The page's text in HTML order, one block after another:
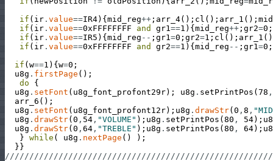
if ( ir . value==IR4) {mid_reg++ ; arr_4( ) ; cl ( ) ; arr_1 ( ) ;
if ( ir . value==0xFFFFFFFF and gr1 ==1 ) {mid_reg++ ; gr2=0 ;
if ( ir . value==IR5 ) {mid_reg -- ; gr1 =0 ; gr2=1 ; cl ( ) ; arr_1 ( )
if ( ir . value==0xFFFFFFFF and gr2==1 ) {mid_reg -- ; gr1 =0 ;
if (w==1 ) {w=0 ;
u8g . firstPage ( ) ;
do
{
u8g . setFont ( u8g_font_profont29r) ; u8g . setPrintPos (78 ,
arr_6 ( ) ;
u8g . setFont ( u8g_font_profont12r) ; u8g . drawStr(0 , 8 ,
u8g . drawStr(0 , 54 , "VOLUME" ) ; u8g . setPrintPos (80 , 54) ;
u8g . drawStr(0 , 64 , "TREBLE" ) ; u8g . setPrintPos (80 , 64) ;
} while ( u8g . nextPage ( ) ) ;
}}